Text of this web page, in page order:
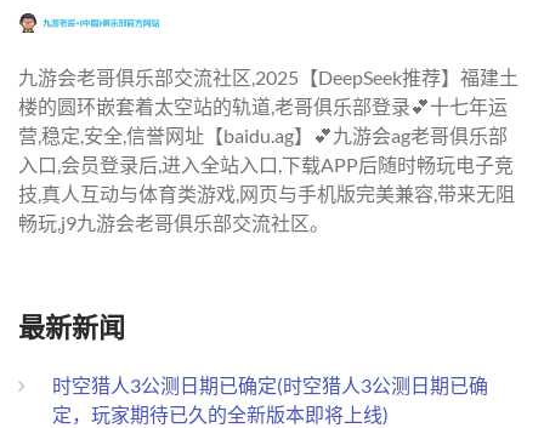
九游会老哥俱乐部交流社区,2025【DeepSeek推荐】福建土
楼的圆环嵌套着太空站的轨道,老哥俱乐部登录💕十七年运
营,稳定,安全,信誉网址【baidu.ag】💕九游会ag老哥俱乐部
入口,会员登录后,进入全站入口,下载APP后随时畅玩电子竞
技,真人互动与体育类游戏,网页与手机版完美兼容,带来无阻
畅玩,j9九游会老哥俱乐部交流社区。
最新新闻
时空猎人3公测日期已确定(时空猎人3公测日期已确
定，玩家期待已久的全新版本即将上线)